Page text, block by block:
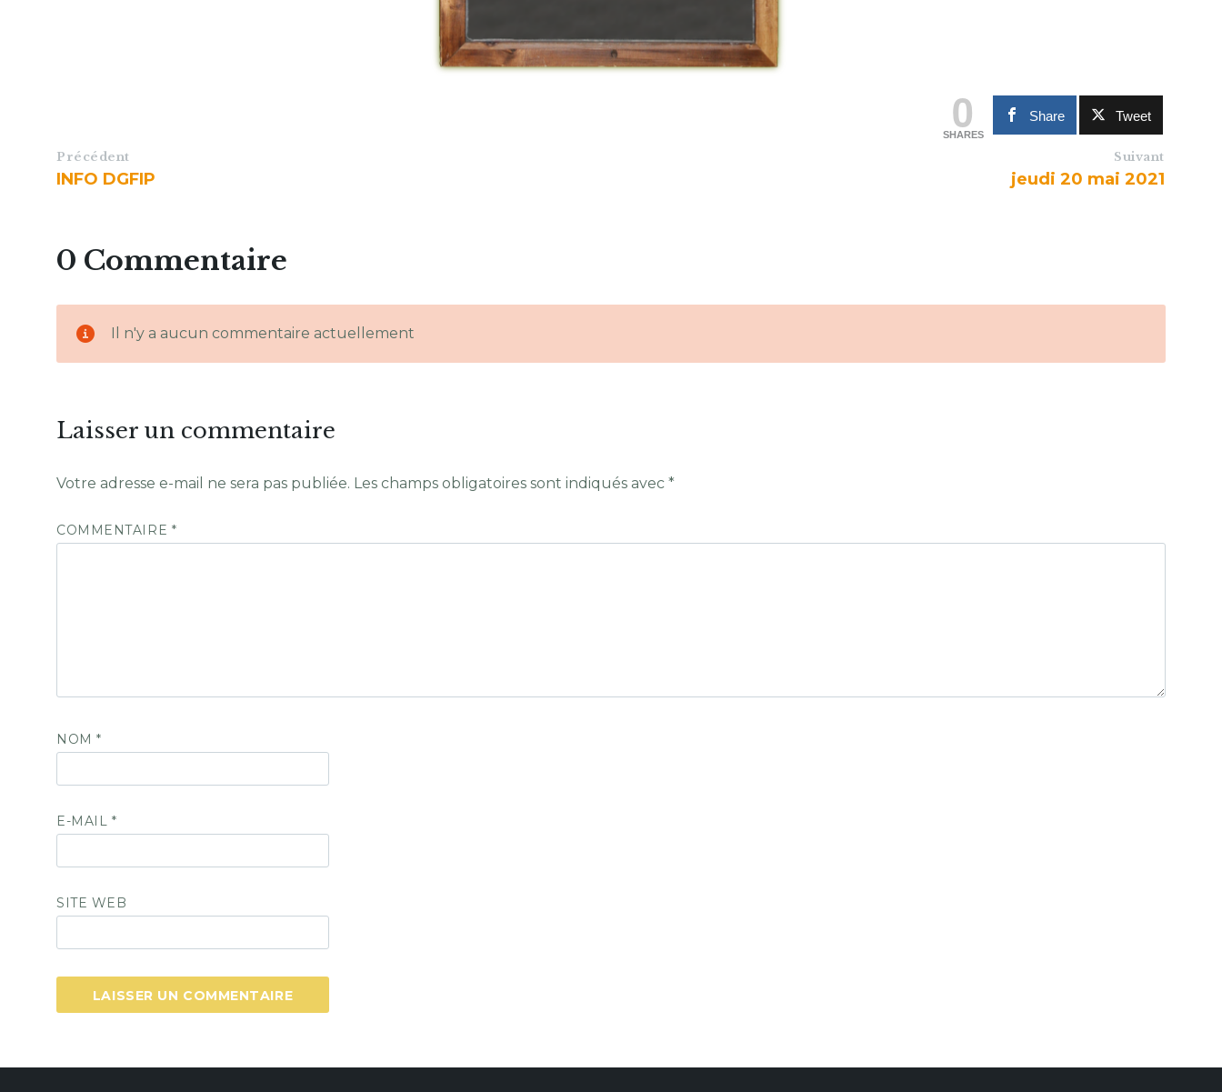
0
SHARES
Share Tweet
Précédent
INFO DGFIP
Suivant
jeudi 20 mai 2021
0 Commentaire
Il n'y a aucun commentaire actuellement
Laisser un commentaire
Votre adresse e-mail ne sera pas publiée. Les champs obligatoires sont indiqués avec *
COMMENTAIRE *
NOM*
E-MAIL *
SITE WEB